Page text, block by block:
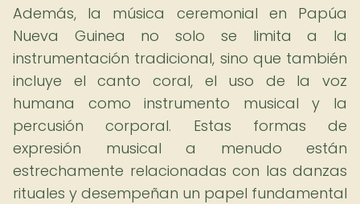
Además, la música ceremonial en Papúa
Nueva Guinea no solo se limita a la
instrumentación tradicional, sino que también
incluye el canto coral, el uso de la voz
humana como instrumento musical y la
percusión corporal. Estas formas de
expresión musical a menudo están
estrechamente relacionadas con las danzas
rituales y desempeñan un papel fundamental